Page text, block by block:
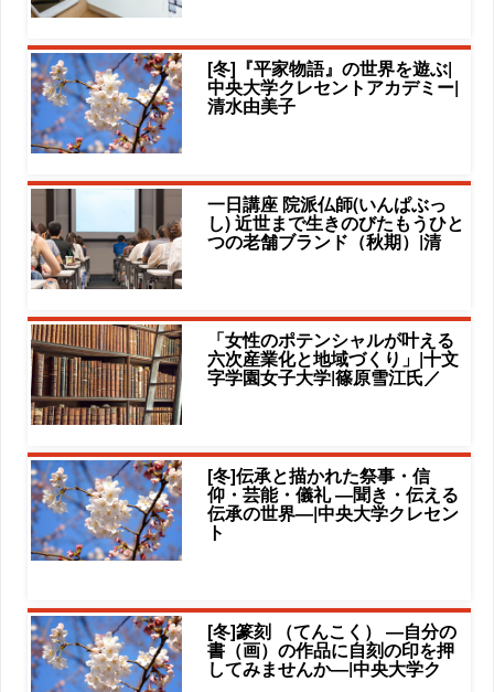
[冬]『平家物語』の世界を遊ぶ|
中央大学クレセントアカデミー|
清水由美子
一日講座 院派仏師(いんぱぶっ
し) 近世まで生きのびたもうひと
つの老舗ブランド（秋期）|清
「女性のポテンシャルが叶える
六次産業化と地域づくり」|十文
字学園女子大学|篠原雪江氏／
[冬]伝承と描かれた祭事・信
仰・芸能・儀礼 ―聞き・伝える
伝承の世界―|中央大学クレセン
ト
[冬]篆刻 （てんこく） ―自分の
書（画）の作品に自刻の印を押
してみませんか―|中央大学ク